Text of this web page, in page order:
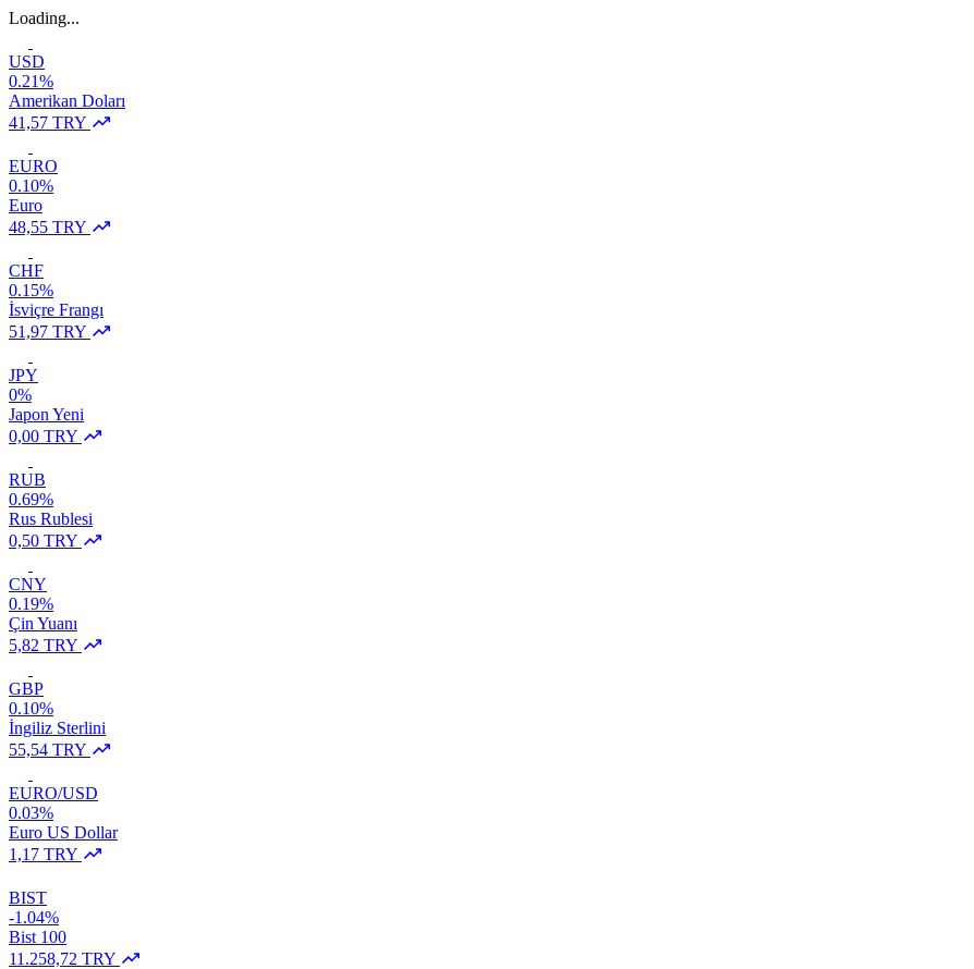
Loading...
USD
0.21%
Amerikan Doları
41,57 TRY
EURO
0.10%
Euro
48,55 TRY
CHF
0.15%
İsviçre Frangı
51,97 TRY
JPY
0%
Japon Yeni
0,00 TRY
RUB
0.69%
Rus Rublesi
0,50 TRY
CNY
0.19%
Çin Yuanı
5,82 TRY
GBP
0.10%
İngiliz Sterlini
55,54 TRY
EURO/USD
0.03%
Euro US Dollar
1,17 TRY
BIST
-1.04%
Bist 100
11.258,72 TRY